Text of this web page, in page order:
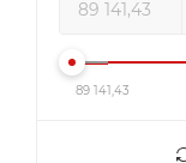
89 141,43